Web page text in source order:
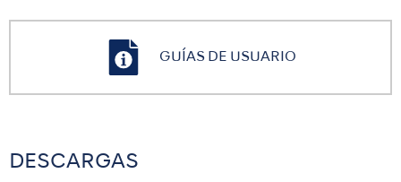
GUÍAS DE USUARIO
DESCARGAS